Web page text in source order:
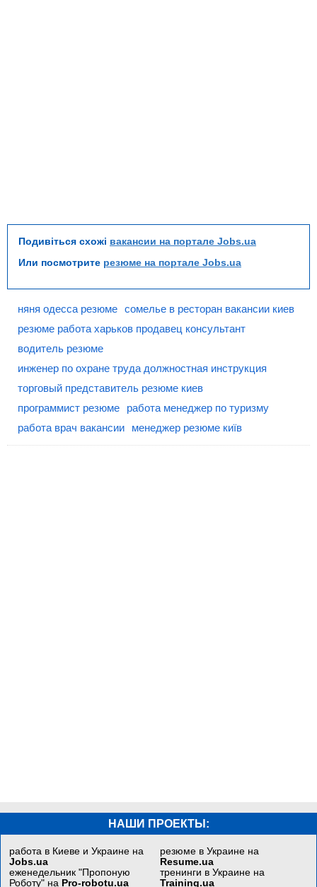
Подивіться схожі вакансии на портале Jobs.ua
Или посмотрите резюме на портале Jobs.ua
няня одесса резюме сомелье в ресторан вакансии киев
резюме работа харьков продавец консультант
водитель резюме
инженер по охране труда должностная инструкция
торговый представитель резюме киев
программист резюме
работа менеджер по туризму
работа врач вакансии
менеджер резюме київ
НАШИ ПРОЕКТЫ:
работа в Киеве и Украине на
Jobs.ua
еженедельник "Пропоную
Роботу" на Pro-robotu.ua
резюме в Украине на
Resume.ua
тренинги в Украине на
Training.ua